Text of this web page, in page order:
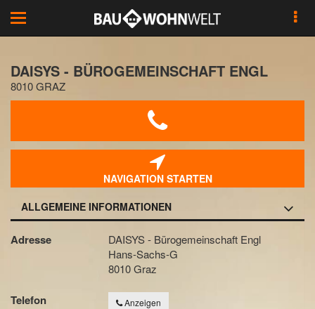
Toggle
navigation
DAISYS - BÜROGEMEINSCHAFT ENGL
8010 GRAZ
NAVIGATION STARTEN
ALLGEMEINE INFORMATIONEN
Adresse
DAISYS - Bürogemeinschaft Engl
Hans-Sachs-G
8010 Graz
Telefon Anzeigen